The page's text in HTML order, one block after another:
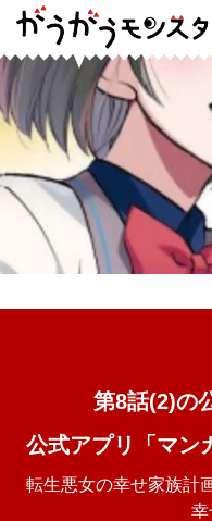
第8話(2)の
公式アプリ「マン
転生悪女の幸せ家族計
幸